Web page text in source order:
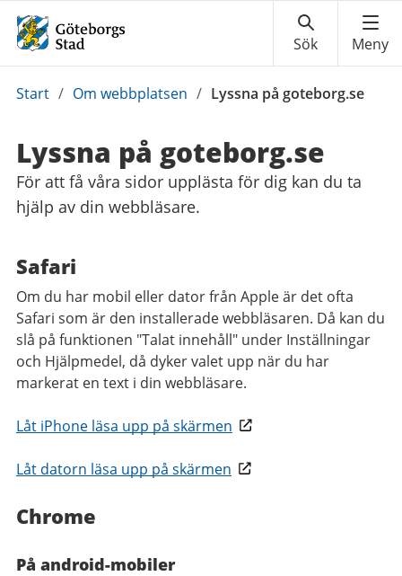
Du
Start / Om webbplatsen / Lyssna på goteborg.se
Lyssna på goteborg.se
För att få våra sidor upplästa för dig kan du ta
hjälp av din webbläsare.
Safari
Om du har mobil eller dator från Apple är det ofta
Safari som är den installerade webbläsaren. Då kan du
slå på funktionen "Talat innehåll" under Inställningar
och Hjälpmedel, då dyker valet upp när du har
markerat en text i din webbläsare.
Låt iPhone läsa upp på skärmen
Låt datorn läsa upp på skärmen
Chrome
På android-mobiler